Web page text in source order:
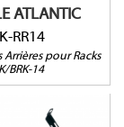
ATLANTIC
RR14
Arrières pour Racks
BRK-14